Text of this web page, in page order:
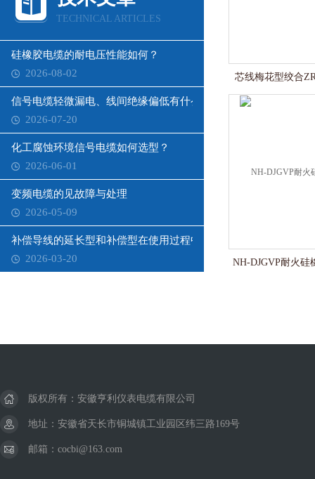
TECHNICAL ARTICLES
硅橡胶电缆的耐电压性能如何？
2026-08-02
信号电缆轻微漏电、线间绝缘偏低有什么影响？
2026-07-20
化工腐蚀环境信号电缆如何选型？
2026-06-01
变频电缆的见故障与处理
2026-05-09
补偿导线的延长型和补偿型在使用过程中需要注意哪些问题？
2026-03-20
芯线梅花型绞合
NH-DJGVP耐火硅
版权所有：安徽亨利仪表电缆有限公司
地址：安徽省天长市铜城镇工业园区纬三路169号
邮箱：cocbi@163.com